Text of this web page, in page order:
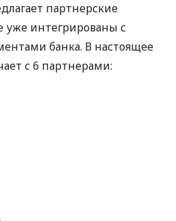
партнерские
уже интегрированы с
банка. В настоящее
с 6 партнерами: